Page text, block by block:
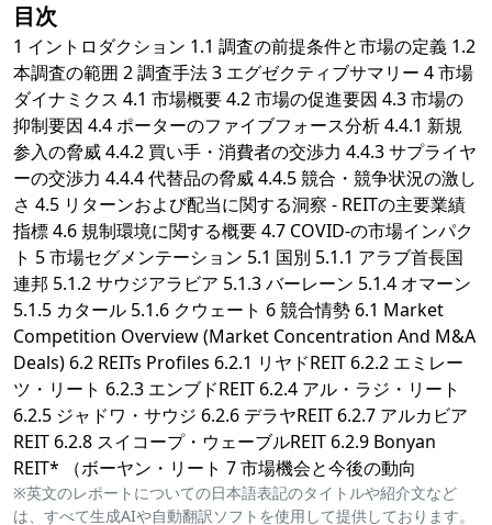
目次
1 イントロダクション 1.1 調査の前提条件と市場の定義 1.2
本調査の範囲 2 調査手法 3 エグゼクティブサマリー 4 市場
ダイナミクス 4.1 市場概要 4.2 市場の促進要因 4.3 市場の
抑制要因 4.4 ポーターのファイブフォース分析 4.4.1 新規
参入の脅威 4.4.2 買い手・消費者の交渉力 4.4.3 サプライヤ
ーの交渉力 4.4.4 代替品の脅威 4.4.5 競合・競争状況の激し
さ 4.5 リターンおよび配当に関する洞察 - REITの主要業績
指標 4.6 規制環境に関する概要 4.7 COVID-の市場インパク
ト 5 市場セグメンテーション 5.1 国別 5.1.1 アラブ首長国
連邦 5.1.2 サウジアラビア 5.1.3 バーレーン 5.1.4 オマーン
5.1.5 カタール 5.1.6 クウェート 6 競合情勢 6.1 Market
Competition Overview (Market Concentration And M&A
Deals) 6.2 REITs Profiles 6.2.1 リヤドREIT 6.2.2 エミレー
ツ・リート 6.2.3 エンブドREIT 6.2.4 アル・ラジ・リート
6.2.5 ジャドワ・サウジ 6.2.6 デラヤREIT 6.2.7 アルカビア
REIT 6.2.8 スイコープ・ウェーブルREIT 6.2.9 Bonyan
REIT* （ボーヤン・リート 7 市場機会と今後の動向
※英文のレポートについての日本語表記のタイトルや紹介文など
は、すべて生成AIや自動翻訳ソフトを使用して提供しております。